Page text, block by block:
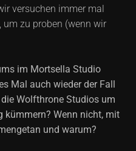
versuchen immer mal
zu proben (wenn wir
im Mortsella Studio
Mal auch wieder der Fall
Wolfthrone Studios um
Wenn nicht, mit
und warum?